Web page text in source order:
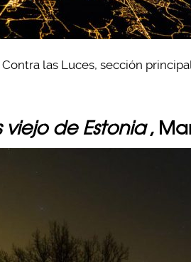
las Luces, sección
viejo de Estonia ,